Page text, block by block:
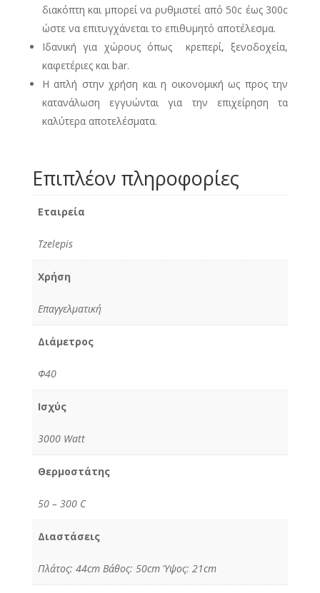
διακόπτη και μπορεί να ρυθμιστεί από 50c έως 300c
ώστε να επιτυγχάνεται το επιθυμητό αποτέλεσμα.
Ιδανική για χώρους όπως κρεπερί, ξενοδοχεία,
καφετέριες και bar.
Η απλή στην χρήση και η οικονομική ως προς την
κατανάλωση εγγυώνται για την επιχείρηση τα
καλύτερα αποτελέσματα.
Επιπλέον πληροφορίες
Εταιρεία
Tzelepis
Χρήση
Επαγγελματική
Διάμετρος
Φ40
Ισχύς
3000 Watt
Θερμοστάτης
50 – 300 C
Διαστάσεις
Πλάτος: 44cm Βάθος: 50cm Ύψος: 21cm